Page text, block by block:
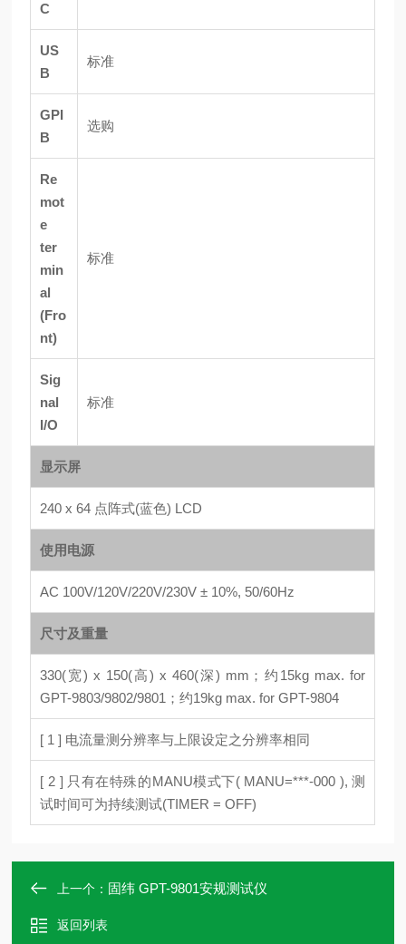
C
US
B
标准
GPI
B
选购
Re
mot
e
ter
min
al
(Fro
nt)
标准
Sig
nal
I/O
标准
显示屏
240 x 64 点阵式(蓝色) LCD
使用电源
AC 100V/120V/220V/230V ± 10%, 50/60Hz
尺寸及重量
330(宽) x 150(高) x 460(深) mm；约15kg max. for
GPT-9803/9802/9801；约19kg max. for GPT-9804
[ 1 ] 电流量测分辨率与上限设定之分辨率相同
[ 2 ] 只有在特殊的MANU模式下( MANU=***-000 ), 测
试时间可为持续测试(TIMER = OFF)
上一个： 固纬 GPT-9801安规测试仪
返回列表